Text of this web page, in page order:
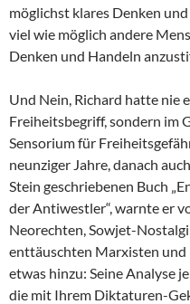
möglichst klares Denken
viel wie möglich andere
Denken und Handeln
Und Nein, Richard hatte nie
Freiheitsbegriff, sondern im
Sensorium für
neunziger Jahre, danach
Stein geschriebenen Buch
der Antiwestler“, warnte er
Neorechten, Sowjet-
enttäuschten Marxisten und
etwas hinzu: Seine Analyse
die mit Ihrem Diktaturen-